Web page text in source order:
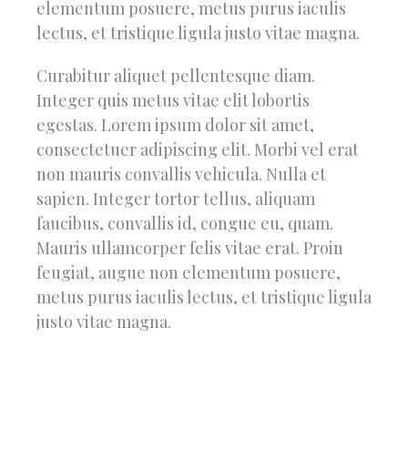
elementum posuere, metus purus iaculis
lectus, et tristique ligula justo vitae magna.
Curabitur aliquet pellentesque diam.
Integer quis metus vitae elit lobortis
egestas. Lorem ipsum dolor sit amet,
consectetuer adipiscing elit. Morbi vel erat
non mauris convallis vehicula. Nulla et
sapien. Integer tortor tellus, aliquam
faucibus, convallis id, congue eu, quam.
Mauris ullamcorper felis vitae erat. Proin
feugiat, augue non elementum posuere,
metus purus iaculis lectus, et tristique ligula
justo vitae magna.